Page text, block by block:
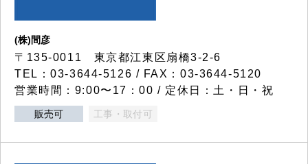
(株)間彦
〒135-0011 東京都江東区扇橋3-2-6
TEL：03-3644-5126 / FAX：03-3644-5120
営業時間：9:00〜17：00 / 定休日：土・日・祝
販売可 工事・取付可